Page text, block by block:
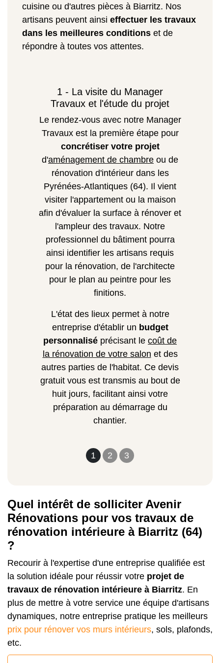
cuisine ou d'autres pièces à Biarritz. Nos
artisans peuvent ainsi effectuer les travaux
dans les meilleures conditions et de
répondre à toutes vos attentes.
1 2 3
1 - La visite du Manager
Travaux et l'étude du projet
Le rendez-vous avec notre Manager
Travaux est la première étape pour
concrétiser votre projet
d'aménagement de chambre ou de
rénovation d'intérieur dans les
Pyrénées-Atlantiques (64). Il vient
visiter l'appartement ou la maison
afin d'évaluer la surface à rénover et
l'ampleur des travaux. Notre
professionnel du bâtiment pourra
ainsi identifier les artisans requis
pour la rénovation, de l'architecte
pour le plan au peintre pour les
finitions.
L'état des lieux permet à notre
entreprise d'établir un budget
personnalisé précisant le coût de
la rénovation de votre salon et des
autres parties de l'habitat. Ce devis
gratuit vous est transmis au bout de
huit jours, facilitant ainsi votre
préparation au démarrage du
chantier.
Quel intérêt de solliciter Avenir
Rénovations pour vos travaux de
rénovation intérieure à Biarritz (64)
?
Recourir à l'expertise d'une entreprise qualifiée est
la solution idéale pour réussir votre projet de
travaux de rénovation intérieure à Biarritz. En
plus de mettre à votre service une équipe d'artisans
dynamiques, notre entreprise pratique les meilleurs
prix pour rénover vos murs intérieurs, sols, plafonds,
etc.